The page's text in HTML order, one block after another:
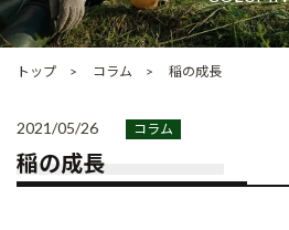
トップ コラム 稲の成長
2021/05/26 コラム
稲の成長